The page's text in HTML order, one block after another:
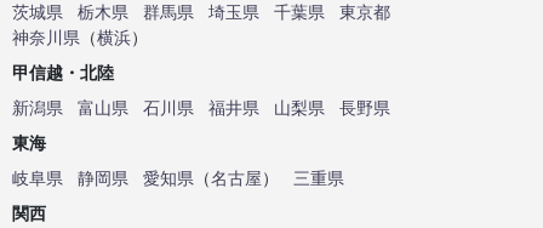
茨城県
栃木県 群馬県 埼玉県 千葉県
東京都
神奈川県 （横浜）
甲信越・北陸
新潟県
富山県 石川県 福井県 山梨県
長野県
東海
岐阜県
静岡県 愛知県 （名古屋）
三重県
関西